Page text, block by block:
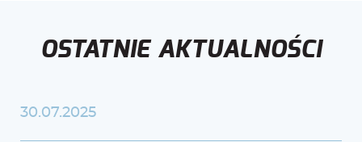
OSTATNIE AKTUALNOŚCI
30.07.2025